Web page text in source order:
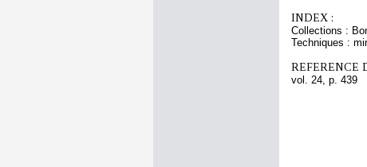
INDEX :
Collections :
Techniques :
REFERENCE
vol. 24, p. 439